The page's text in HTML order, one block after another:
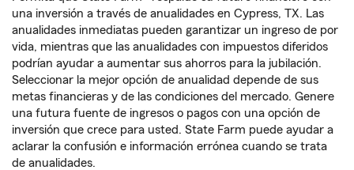
una inversión a través de anualidades en Cypress, TX. Las
anualidades inmediatas pueden garantizar un ingreso de por
vida, mientras que las anualidades con impuestos diferidos
podrían ayudar a aumentar sus ahorros para la jubilación.
Seleccionar la mejor opción de anualidad depende de sus
metas financieras y de las condiciones del mercado. Genere
una futura fuente de ingresos o pagos con una opción de
inversión que crece para usted. State Farm puede ayudar a
aclarar la confusión e información errónea cuando se trata
de anualidades.